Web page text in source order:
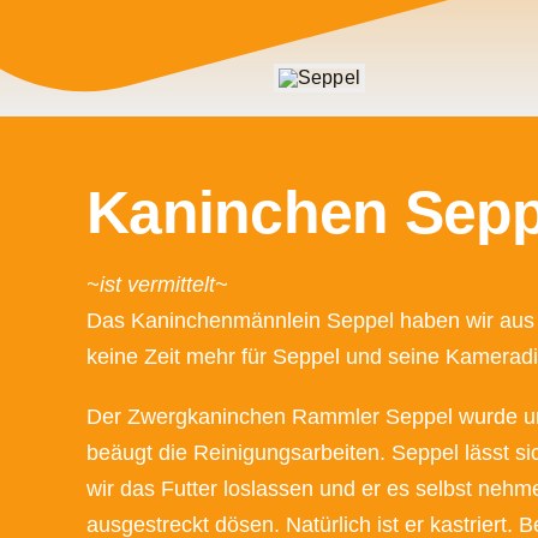
Kaninchen
~ist vermittelt~
Das Kaninchenmännlein Seppel haben wir
keine Zeit mehr für Seppel und seine
Der Zwergkaninchen Rammler Seppel wurde
beäugt die Reinigungsarbeiten. Seppel lässt
wir das Futter loslassen und er es selbst
ausgestreckt dösen. Natürlich ist er kastriert.